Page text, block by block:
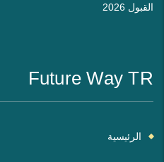
القبول 2026
Future Way TR
الرئيسية